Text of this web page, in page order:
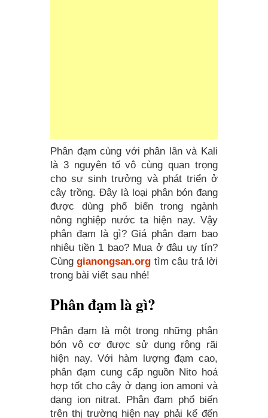
Phân đạm cùng với phân lân và Kali
là 3 nguyên tố vô cùng quan trọng
cho sự sinh trưởng và phát triển ở
cây trồng. Đây là loại phân bón đang
được dùng phổ biến trong ngành
nông nghiệp nước ta hiện nay. Vậy
phân đạm là gì? Giá phân đạm bao
nhiêu tiền 1 bao? Mua ở đâu uy tín?
Cùnggianongsan.org tìm câu trả lời
trong bài viết sau nhé!
Phân đạm là gì?
Phân đạm là một trong những phân
bón vô cơ được sử dụng rộng rãi
hiện nay. Với hàm lượng đạm cao,
phân đạm cung cấp nguồn Nito hoá
hợp tốt cho cây ở dạng ion amoni và
dạng ion nitrat. Phân đạm phổ biến
trên thị trường hiện nay phải kể đến